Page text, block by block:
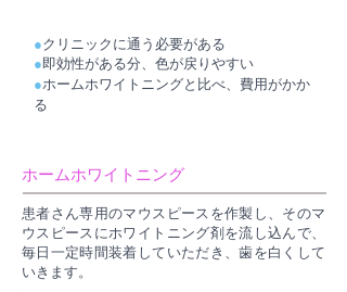
●クリニックに通う必要がある
●即効性がある分、色が戻りやすい
●ホームホワイトニングと比べ、費用がかか
る
ホームホワイトニング
患者さん専用のマウスピースを作製し、そのマ
ウスピースにホワイトニング剤を流し込んで、
毎日一定時間装着していただき、歯を白くして
いきます。